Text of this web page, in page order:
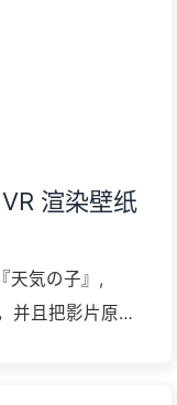
渲染壁纸
天気の子』,
并且把影片原盘